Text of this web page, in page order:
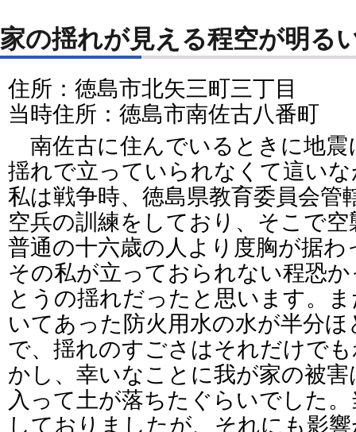
家の揺れが見える程空が明る
住所：徳島市北矢三町三丁目
当時住所：徳島市南佐古八番町
南佐古に住んでいるときに地震
揺れで立っていられなくて這い
私は戦争時、徳島県教育委員会管
空兵の訓練をしており、そこで
普通の十六歳の人より度胸が据
その私が立っておられない程恐
とうの揺れだったと思います。
いてあった防火用水の水が半分
で、揺れのすごさはそれだけで
かし、幸いなことに我が家の被
入って土が落ちたぐらいでした
しておりましたが、それにも影